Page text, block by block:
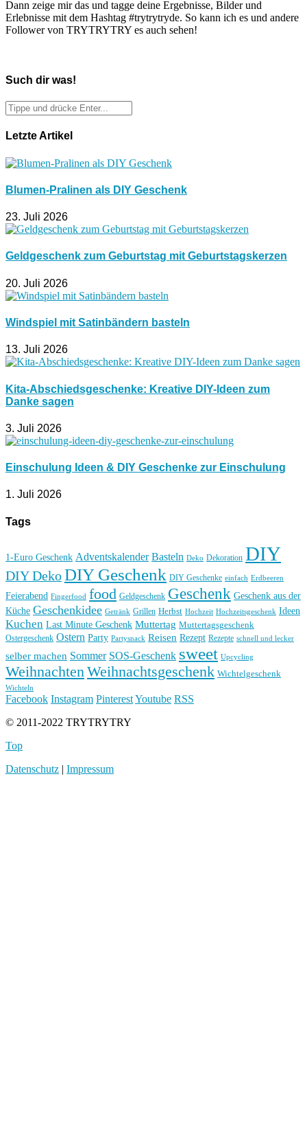
Dann zeige mir das und tagge deine Ergebnisse, Bilder und
Erlebnisse mit dem Hashtag #trytrytryde. So kann ich es und andere
Follower von TRYTRYTRY es auch sehen!
Such dir was!
Letzte Artikel
Blumen-Pralinen als DIY Geschenk
23. Juli 2026
Geldgeschenk zum Geburtstag mit Geburtstagskerzen
20. Juli 2026
Windspiel mit Satinbändern basteln
13. Juli 2026
Kita-Abschiedsgeschenke: Kreative DIY-Ideen zum
Danke sagen
3. Juli 2026
Einschulung Ideen & DIY Geschenke zur Einschulung
1. Juli 2026
Tags
1-Euro Geschenk Adventskalender Basteln Deko Dekoration DIY
DIY DekoDIY Geschenk DIY Geschenke einfach Erdbeeren
Feierabend Fingerfood food Geldgeschenk Geschenk Geschenk aus der
Küche Geschenkidee Getränk Grillen Herbst Hochzeit Hochzeitsgeschenk Ideen
Kuchen Last Minute Geschenk Muttertag Muttertagsgeschenk
Ostergeschenk Ostern Party Partysnack Reisen Rezept Rezepte schnell und lecker
selber machen Sommer SOS-Geschenk sweet Upcycling
WeihnachtenWeihnachtsgeschenk Wichtelgeschenk
Wichteln
Facebook Instagram PinterestYoutube RSS
© 2011-2022 TRYTRYTRY
Top
Datenschutz | Impressum